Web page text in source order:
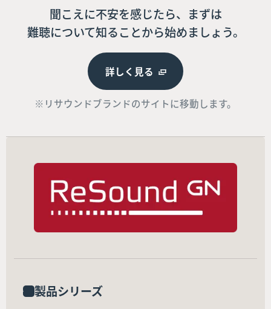
聞こえに不安を感じたら、まずは
難聴について知ることから始めましょう。
詳しく見る
※リサウンドブランドのサイトに移動します。
製品シリーズ